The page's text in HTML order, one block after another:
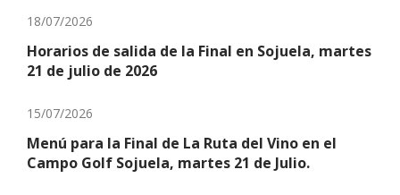
18/07/2026
Horarios de salida de la Final en Sojuela, martes
21 de julio de 2026
15/07/2026
Menú para la Final de La Ruta del Vino en el
Campo Golf Sojuela, martes 21 de Julio.